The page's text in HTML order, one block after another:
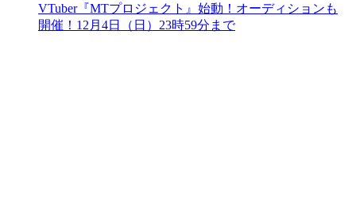
VTuber『MTプロジェクト』始動！オーディションも
開催！12月4日（日）23時59分まで